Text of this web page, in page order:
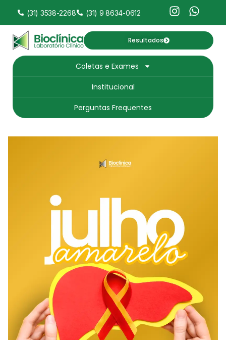
(31) 3538-2268 (31) 9 8634-0612
Coletas e Exames
Institucional
Perguntas Frequentes
Resultados